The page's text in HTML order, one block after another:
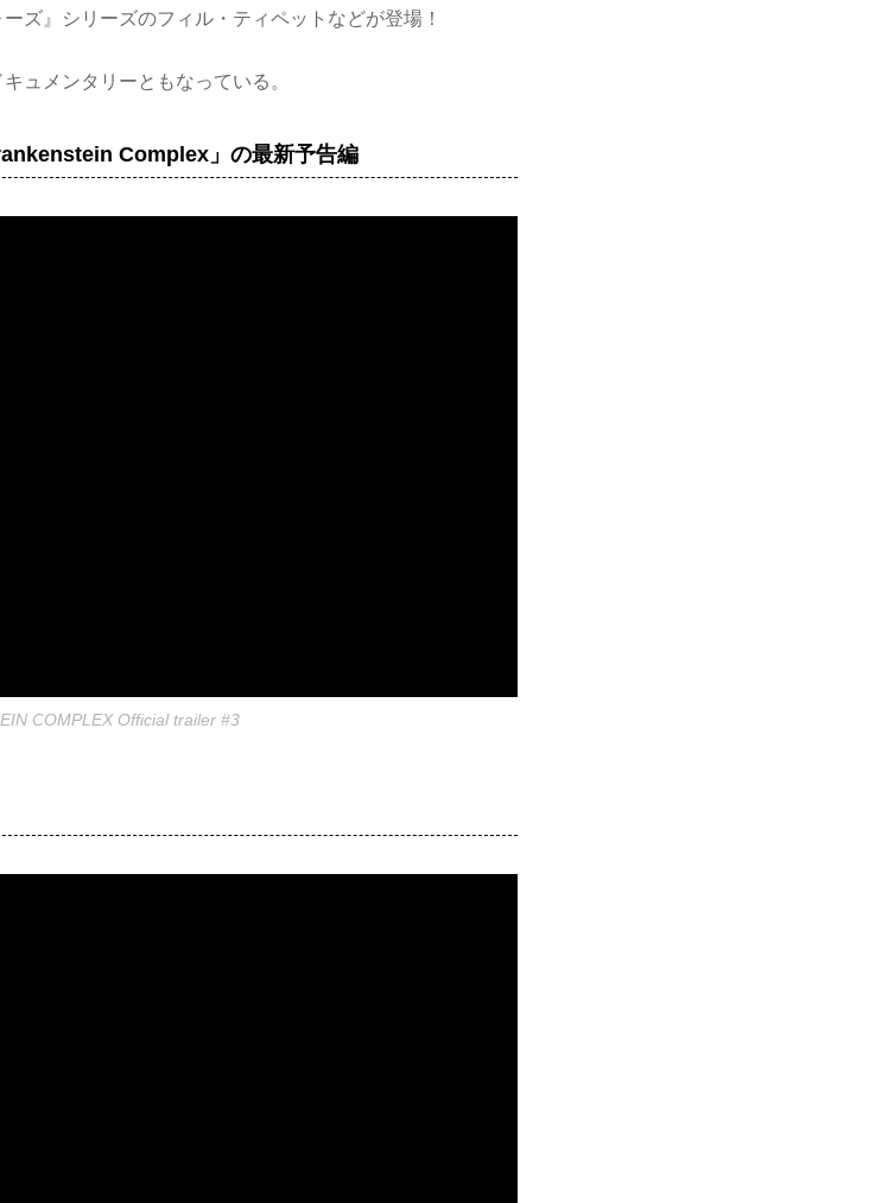
ズ』シリーズのフィル・ティペットなどが登場！
ュメンタリーともなっている。
Complex」の最新予告編
COMPLEX Official trailer #3